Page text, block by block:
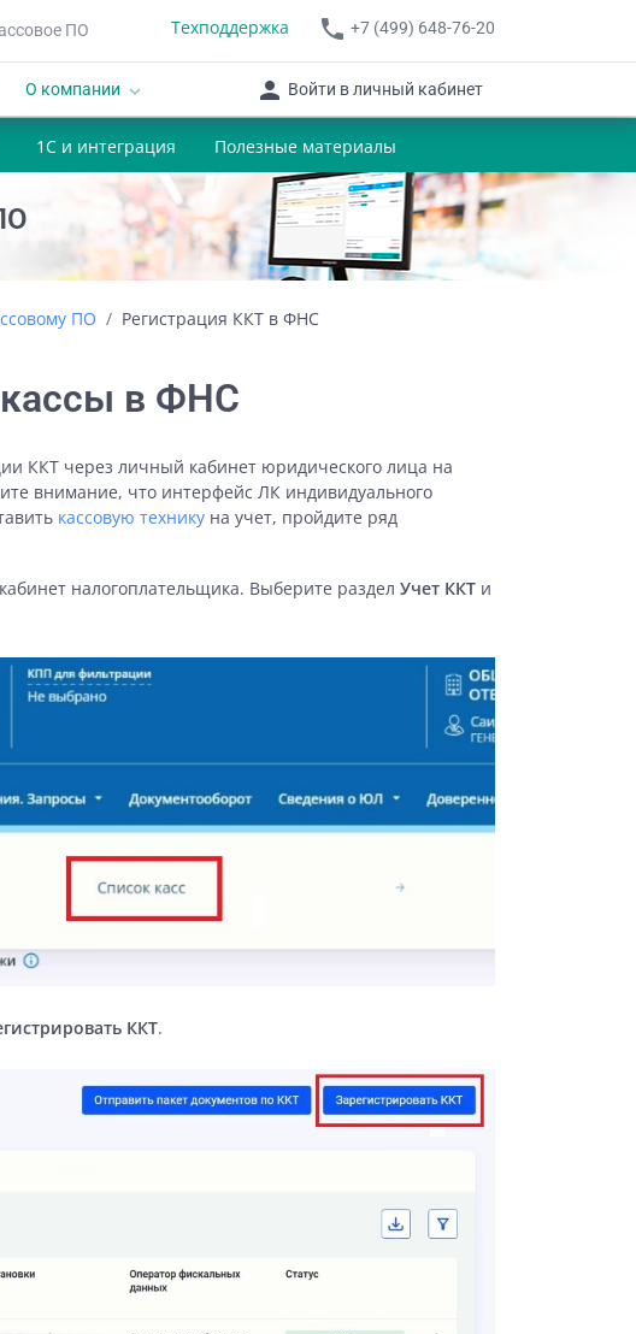
ПО Техподдержка phone +7 (499) 648-76-20
О компании keyboard_arrow_down person Войти в личный кабинет
1С и интеграция Полезные материалы
ПО
Регистрация ККТ в ФНС
кассы в ФНС
ККТ через личный кабинет юридического лица на
внимание, что интерфейс ЛК индивидуального
кассовую техникуна учет, пройдите ряд
налогоплательщика. Выберите раздел Учет ККТ и
ККТ.